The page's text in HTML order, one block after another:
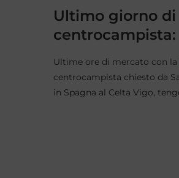
Ultimo giorno
Ultime ore di mercato con la
centrocampista chiesto da
in Spagna al Celta Vigo,